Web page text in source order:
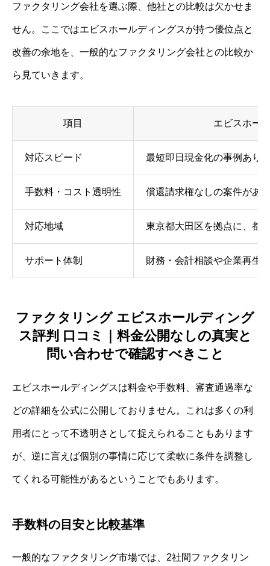
ファクタリング会社を選ぶ際、他社との比較は欠かせま
せん。ここではエビスホールディングスが持つ優位点と
改善の余地を、一般的なファクタリング会社との比較か
ら見ていきます。
項目 エビスホー
対応スピード 最短即日現金化の事例あり
手数料・コスト透明性 償還請求権なしの案件があ
対応地域 東京都大田区を拠点に、都
サポート体制 財務・会計相談や企業再生
ファクタリング エビスホールディング
ス評判 口コミ｜料金公開なしの真実と
問い合わせで確認すべきこと
エビスホールディングスは料金や手数料、審査通過率な
どの詳細を公式に公開しておりません。これは多くの利
用者にとって不透明さとして捉えられることもあります
が、逆に言えば個別の事情に応じて柔軟に条件を調整し
てくれる可能性があるということでもあります。
手数料の目安と比較基準
一般的なファクタリング市場では、2社間ファクタリン